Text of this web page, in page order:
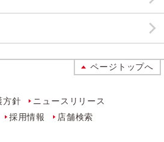
ページトップへ
方針
ニュースリリース
採用情報 店舗検索